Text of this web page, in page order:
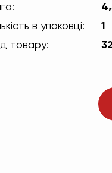
в упаковці:
1
товару: